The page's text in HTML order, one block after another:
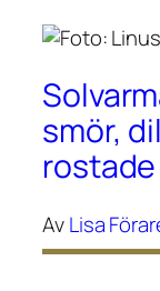
smör,
AvLisa